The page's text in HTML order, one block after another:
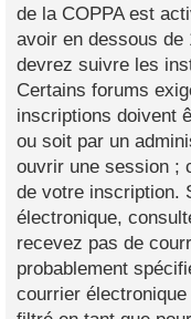
de la COPPA est
avoir en dessous de
devrez suivre les
Certains forums
inscriptions doivent
ou soit par un
ouvrir une session ;
de votre inscription.
électronique,
recevez pas de
probablement
courrier